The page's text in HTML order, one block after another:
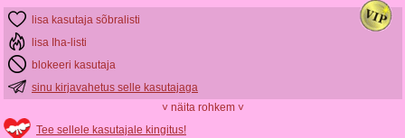
lisa kasutaja sõbralisti
lisa Iha-listi
blokeeri kasutaja
sinu kirjavahetus selle kasutajaga
˅ näita rohkem ˅
Tee sellele kasutajale kingitus!